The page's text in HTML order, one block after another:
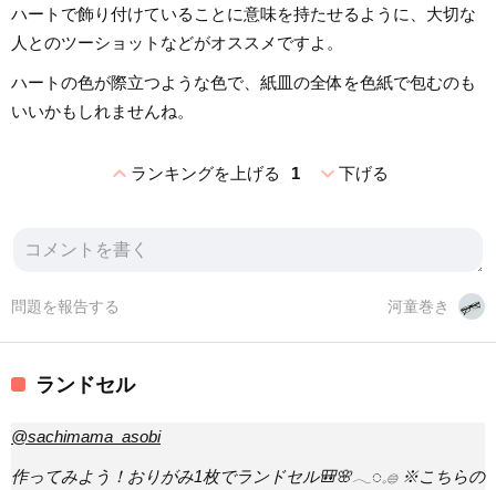
ハートで飾り付けていることに意味を持たせるように、大切な
人とのツーショットなどがオススメですよ。
ハートの色が際立つような色で、紙皿の全体を色紙で包むのも
いいかもしれませんね。
expand_lessランキングを上げる 1 expand_more下げる
河童巻き
問題を報告する
ランドセル
@sachimama_asobi
作ってみよう！おりがみ1枚でランドセル🎒🌸𓂃◌𓈒𓐍 ※こちらの